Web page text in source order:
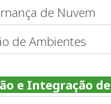
de Nuvem
de Ambientes
e Integração